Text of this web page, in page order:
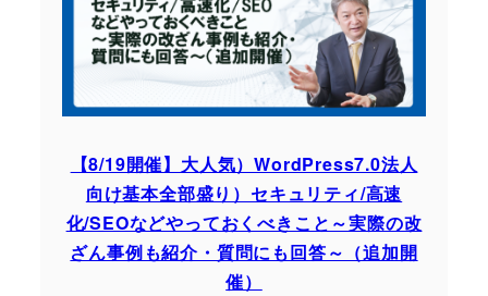
【8/19開催】大人気）WordPress7.0法人
向け基本全部盛り）セキュリティ/高速
化/SEOなどやっておくべきこと～実際の改
ざん事例も紹介・質問にも回答～（追加開
催）